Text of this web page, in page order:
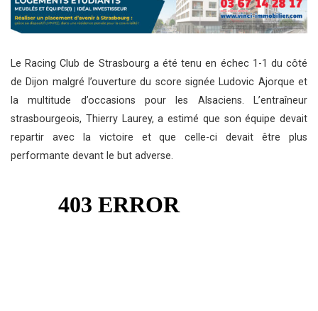
Le Racing Club de Strasbourg a été tenu en échec 1-1 du côté
de Dijon malgré l’ouverture du score signée Ludovic Ajorque et
la multitude d’occasions pour les Alsaciens. L’entraîneur
strasbourgeois, Thierry Laurey, a estimé que son équipe devait
repartir avec la victoire et que celle-ci devait être plus
performante devant le but adverse.